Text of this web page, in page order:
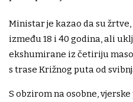
Ministar je kazao da su
između 18 i 40 godina, ali
ekshumirane iz četiriju
s trase Križnog puta od
S obzirom na osobne,